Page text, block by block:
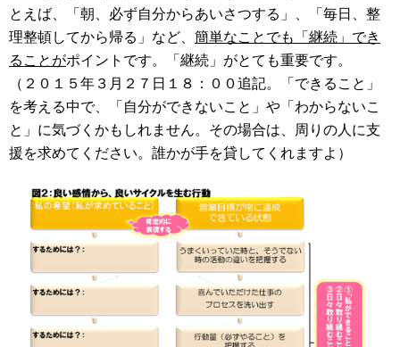
とえば、「朝、必ず自分からあいさつする」、「毎日、整
理整頓してから帰る」など、 簡単なことでも「継続」でき
ることがポイントです。「継続」がとても重要です。
（２０１５年３月２７日１８：００追記。「できること」
を考える中で、「自分ができないこと」や「わからないこ
と」に気づくかもしれません。その場合は、周りの人に支
援を求めてください。誰かが手を貸してくれますよ）